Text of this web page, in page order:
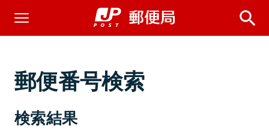
郵便番号検索
検索結果